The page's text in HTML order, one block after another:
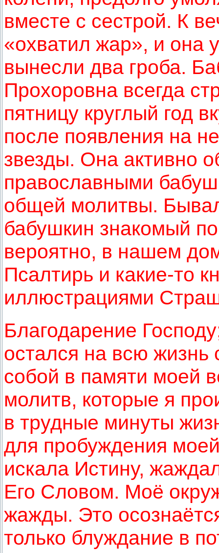
вместе с сестрой. К
«охватил жар», и она
вынесли два гроба.
Прохоровна всегда
пятницу круглый год
после появления на
звезды. Она активно
православными
общей молитвы.
бабушкин знакомый
вероятно, в нашем
Псалтирь и какие-то
иллюстрациями
Благодарение
остался на всю жизнь
собой в памяти моей
молитв, которые я
в трудные минуты
для пробуждения
искала Истину,
Его Словом. Моё
жажды. Это
только блуждание в